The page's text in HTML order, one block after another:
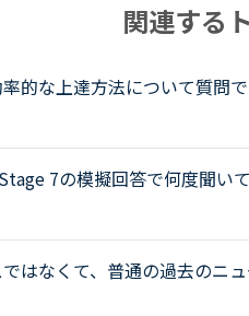
関連する
的な上達方法について質問
、Callan、SIDE by SIDE、
後はフリートー...
7の模擬回答で何度聞い
ついて質問致します。
が、その模擬回...
はなくて、普通の過去のニ
方教えてください。昨日初